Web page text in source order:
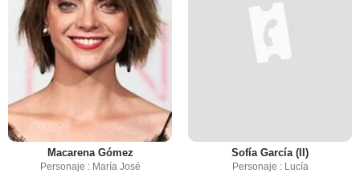
Macarena Gómez
Personaje : María José
Sofía García (II)
Personaje : Lucía